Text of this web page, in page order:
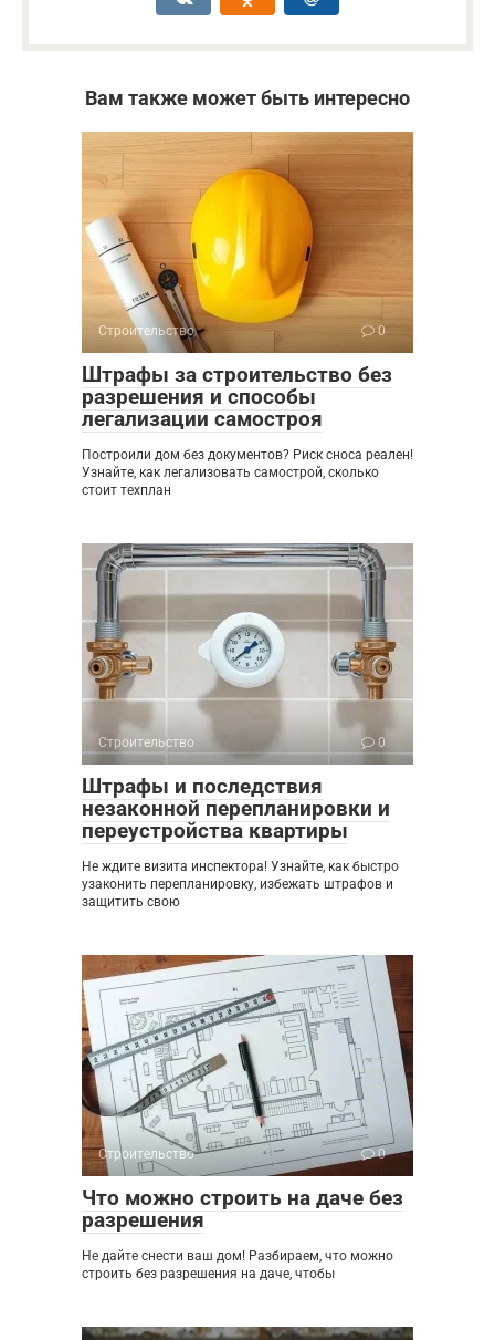
Вам также может быть интересно
Строительство 0
Штрафы за строительство без
разрешения и способы
легализации самостроя
Построили дом без документов? Риск сноса реален!
Узнайте, как легализовать самострой, сколько
стоит техплан
Строительство 0
Штрафы и последствия
незаконной перепланировки и
переустройства квартиры
Не ждите визита инспектора! Узнайте, как быстро
узаконить перепланировку, избежать штрафов и
защитить свою
Строительство 0
Что можно строить на даче без
разрешения
Не дайте снести ваш дом! Разбираем, что можно
строить без разрешения на даче, чтобы